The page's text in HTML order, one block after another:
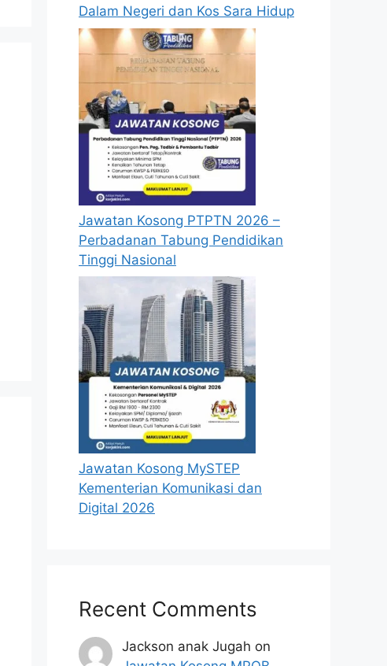
Dalam Negeri dan Kos Sara Hidup
Jawatan Kosong PTPTN 2026 –
Perbadanan Tabung Pendidikan
Tinggi Nasional
Jawatan Kosong MySTEP
Kementerian Komunikasi dan
Digital 2026
Recent Comments
Jackson anak Jugah on